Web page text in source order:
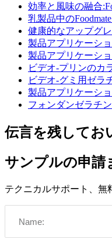
効率と風味の融合
乳製品中の
健康的なアップグ
製品アプリケーシ
製品アプリケーシ
ビデオ-プリンのカ
ビデオ-グミ用ゼラ
製品アプリケーシ
フォンダンゼラチ
伝言を残してお
サンプルの申請
テクニカルサポート、無